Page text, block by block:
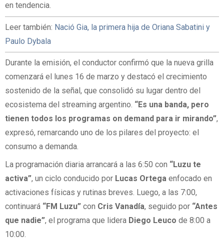
en tendencia.
Leer también: Nació Gia, la primera hija de Oriana Sabatini y
Paulo Dybala
Durante la emisión, el conductor confirmó que la nueva grilla
comenzará el lunes 16 de marzo y destacó el crecimiento
sostenido de la señal, que consolidó su lugar dentro del
ecosistema del streaming argentino. “Es una banda, pero
tienen todos los programas on demand para ir mirando”,
expresó, remarcando uno de los pilares del proyecto: el
consumo a demanda.
La programación diaria arrancará a las 6:50 con “Luzu te
activa”, un ciclo conducido por Lucas Ortega enfocado en
activaciones físicas y rutinas breves. Luego, a las 7:00,
continuará “FM Luzu” con Cris Vanadía, seguido por “Antes
que nadie”, el programa que lidera Diego Leuco de 8:00 a
10:00.